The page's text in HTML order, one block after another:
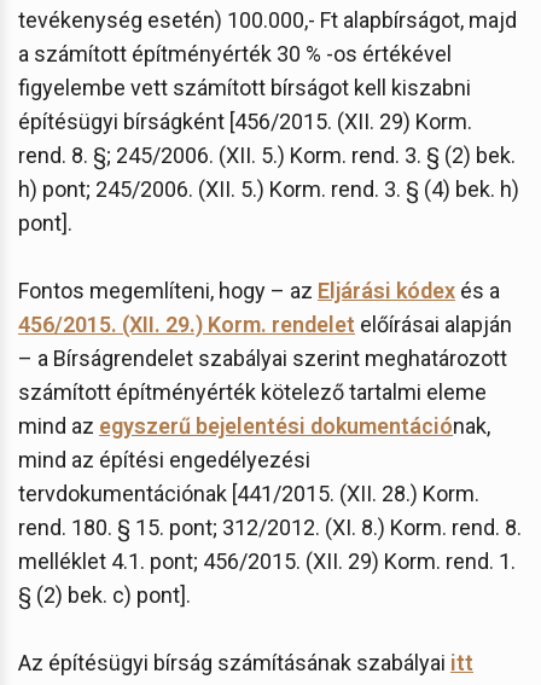
tevékenység esetén) 100.000,- Ft alapbírságot, majd
a számított építményérték 30 % -os értékével
figyelembe vett számított bírságot kell kiszabni
építésügyi bírságként [456/2015. (XII. 29) Korm.
rend. 8. §; 245/2006. (XII. 5.) Korm. rend. 3. § (2) bek.
h) pont; 245/2006. (XII. 5.) Korm. rend. 3. § (4) bek. h)
pont].
Fontos megemlíteni, hogy – az Eljárási kódex és a
456/2015. (XII. 29.) Korm. rendelet előírásai alapján
– a Bírságrendelet szabályai szerint meghatározott
számított építményérték kötelező tartalmi eleme
mind az egyszerű bejelentési dokumentációnak,
mind az építési engedélyezési
tervdokumentációnak [441/2015. (XII. 28.) Korm.
rend. 180. § 15. pont; 312/2012. (XI. 8.) Korm. rend. 8.
melléklet 4.1. pont; 456/2015. (XII. 29) Korm. rend. 1.
§ (2) bek. c) pont].
Az építésügyi bírság számításának szabályai itt